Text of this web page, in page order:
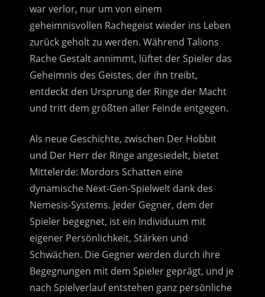
war verlor, nur um von einem
geheimnisvollen Rachegeist wieder ins Leben
zurück geholt zu werden. Während Talions
Rache Gestalt annimmt, lüftet der Spieler das
Geheimnis des Geistes, der ihn treibt,
entdeckt den Ursprung der Ringe der Macht
und tritt dem größten aller Feinde entgegen.
Als neue Geschichte, zwischen Der Hobbit
und Der Herr der Ringe angesiedelt, bietet
Mittelerde: Mordors Schatten eine
dynamische Next-Gen-Spielwelt dank des
Nemesis-Systems. Jeder Gegner, dem der
Spieler begegnet, ist ein Individuum mit
eigener Persönlichkeit, Stärken und
Schwächen. Die Gegner werden durch ihre
Begegnungen mit dem Spieler geprägt, und je
nach Spielverlauf entstehen ganz persönliche